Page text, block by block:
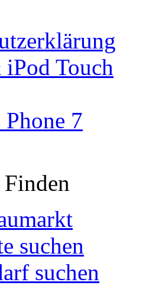
Touch
7
suchen
suchen